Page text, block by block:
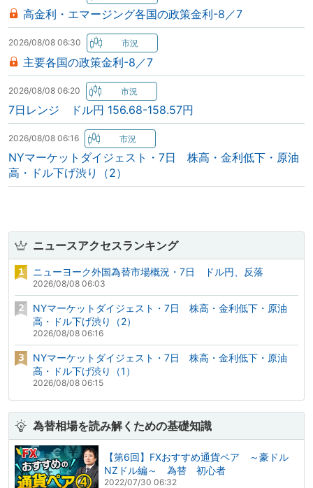
高金利・エマージング各国の政策金利-8／7
2026/08/08 06:30
主要各国の政策金利-8／7
2026/08/08 06:20
7日レンジ ドル円 156.68-158.57円
2026/08/08 06:16
NYマーケットダイジェスト・7日 株高・金利低下・原油
高・ドル下げ渋り（2）
ニュースアクセスランキング
ニューヨーク外国為替市場概況・7日 ドル円、反落
2026/08/08 06:03
NYマーケットダイジェスト・7日 株高・金利低下・原油
高・ドル下げ渋り（2）
2026/08/08 06:16
NYマーケットダイジェスト・7日 株高・金利低下・原油
高・ドル下げ渋り（1）
2026/08/08 06:15
為替相場を読み解くための基礎知識
【第6回】FXおすすめ通貨ペア ～豪ドル
NZドル編～ 為替 初心者
2022/07/30 06:32